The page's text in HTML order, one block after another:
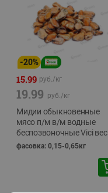
-20%
15.99 руб./кг
19.99 руб./кг
Мидии обыкновенные
мясо п/м в/м водные
беспозвоночные Vici вес
фасовка: 0,15-0,65кг